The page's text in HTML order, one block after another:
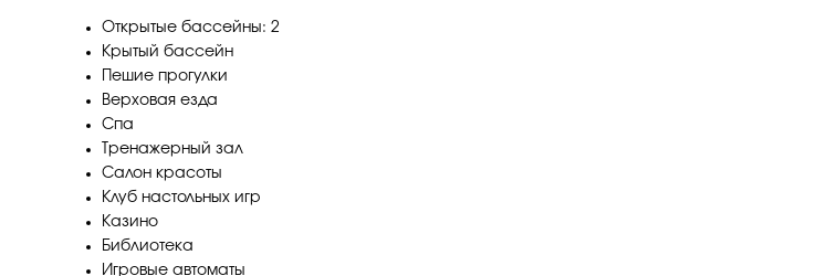
Открытые бассейны: 2
Крытый бассейн
Пешие прогулки
Верховая езда
Спа
Тренажерный зал
Салон красоты
Клуб настольных игр
Казино
Библиотека
Игровые автоматы